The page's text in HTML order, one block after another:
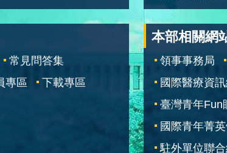
常見問答集
專區
下載專區
本部相關網
領事事務局
國際醫療資
臺灣青年Fun
國際青年菁
駐外單位聯